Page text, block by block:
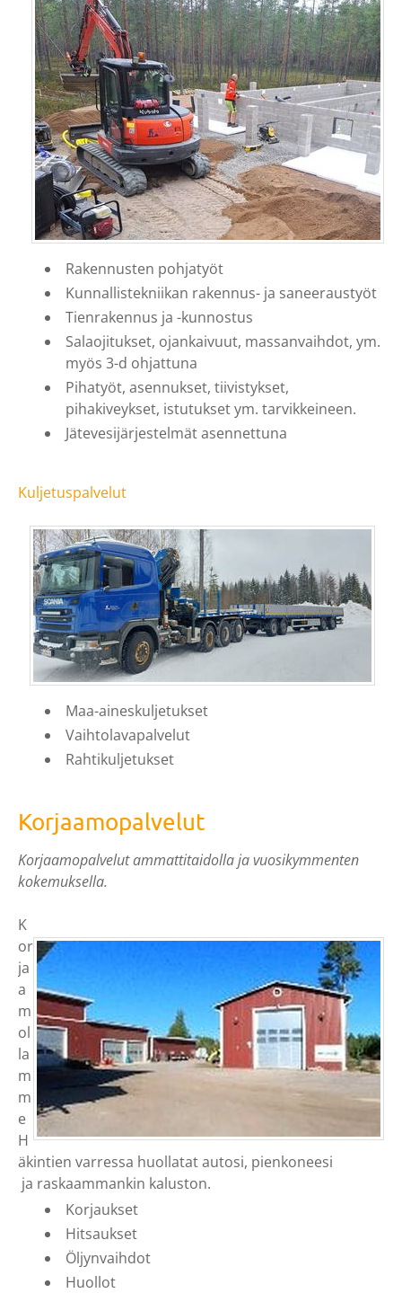
Rakennusten pohjatyöt
Kunnallistekniikan rakennus- ja saneeraustyöt
Tienrakennus ja -kunnostus
Salaojitukset, ojankaivuut, massanvaihdot, ym.
myös 3-d ohjattuna
Pihatyöt, asennukset, tiivistykset,
pihakiveykset, istutukset ym. tarvikkeineen.
Jätevesijärjestelmät asennettuna
Kuljetuspalvelut
Maa-aineskuljetukset
Vaihtolavapalvelut
Rahtikuljetukset
​Korjaamopalvelut
Korjaamopalvelut ammattitaidolla ja vuosikymmenten
kokemuksella.
K
or
ja
a
m
ol
la
m
m
e
H
äkintien varressa huollatat autosi, pienkoneesi
​ ja raskaammankin kaluston.
Korjaukset
Hitsaukset
Öljynvaihdot
Huollot